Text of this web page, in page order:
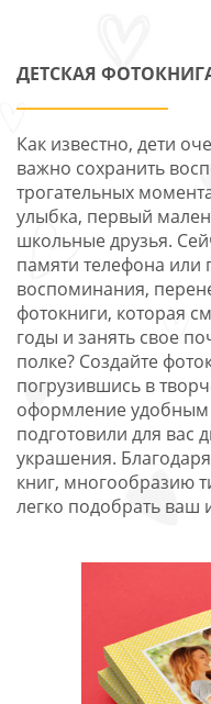
ДЕТСКАЯ
Как известно, дети
важно сохранить
трогательных
улыбка, первый
школьные друзья.
памяти телефона или
воспоминания,
фотокниги, которая
годы и занять свое
полке? Создайте
погрузившись в
оформление
подготовили для вас
украшения.
книг, многообразию
легко подобрать ваш